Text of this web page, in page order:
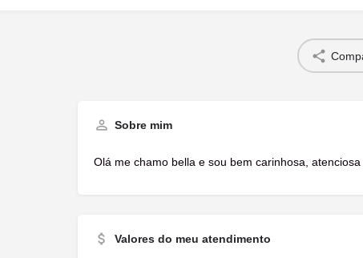
Sobre mim
Olá me chamo bella e sou bem carinhosa,
Valores do meu atendimento